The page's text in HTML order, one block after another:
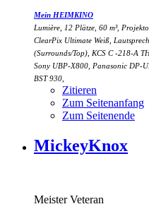
Mein HEIMKINO
Lumière, 12 Plätze, 60 m³,
ClearPix Ultimate Weiß,
(Surrounds/Top), KCS C -218-A
Sony UBP-X800, Panasonic DP-
BST 930,
Zitieren
Zum Seitenanfang
Zum Seitenende
MickeyKnox
Meister Veteran